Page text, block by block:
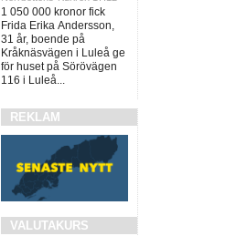
1 050 000 kronor fick
Frida Erika Andersson,
31 år, boende på
Kråknäsvägen i Luleå ge
för huset på Sörövägen
116 i Luleå...
REKLAM
VALUTAKURS